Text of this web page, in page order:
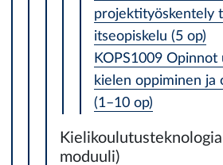
projektityöskentely
itseopiskelu (5 op)
KOPS1009 Opinnot
kielen oppiminen ja
(1–10 op)
moduuli)